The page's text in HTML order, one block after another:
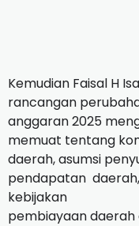
Kemudian Faisal H
rancangan
anggaran 2025
memuat tentang
daerah, asumsi
pendapatan
kebijakan
pembiayaan